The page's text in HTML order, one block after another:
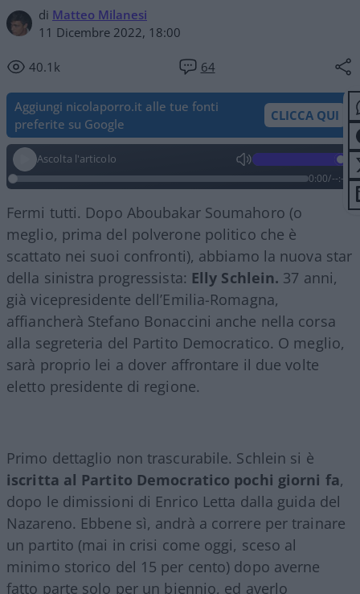
di Matteo Milanesi
11 Dicembre 2022, 18:00
40.1k 64
Aggiungi nicolaporro.it alle tue fonti
preferite su Google
CLICCA QUI
Ascolta l'articolo
0:00/--:--
Fermi tutti. Dopo Aboubakar Soumahoro (o
meglio, prima del polverone politico che è
scattato nei suoi confronti), abbiamo la nuova star
della sinistra progressista: Elly Schlein. 37 anni,
già vicepresidente dell’Emilia-Romagna,
affiancherà Stefano Bonaccini anche nella corsa
alla segreteria del Partito Democratico. O meglio,
sarà proprio lei a dover affrontare il due volte
eletto presidente di regione.
Primo dettaglio non trascurabile. Schlein si è
iscritta al Partito Democratico pochi giorni fa,
dopo le dimissioni di Enrico Letta dalla guida del
Nazareno. Ebbene sì, andrà a correre per trainare
un partito (mai in crisi come oggi, sceso al
minimo storico del 15 per cento) dopo averne
fatto parte solo per un biennio, ed averlo